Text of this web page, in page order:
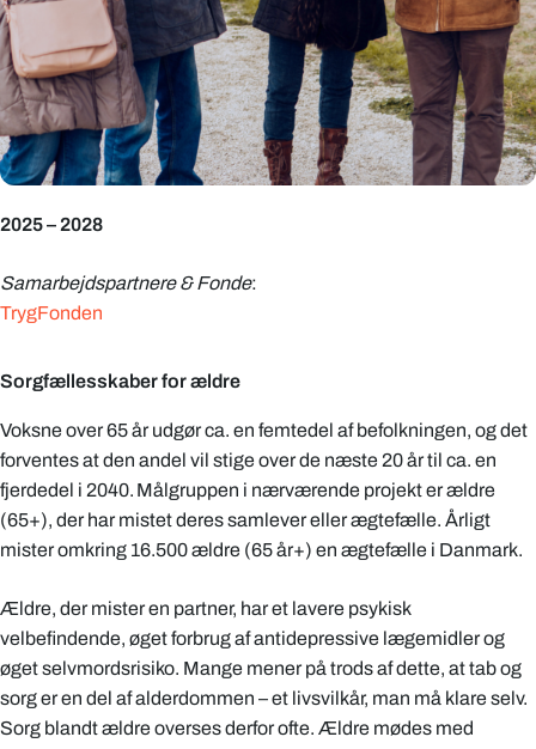
2025 – 2028
Samarbejdspartnere & Fonde:
TrygFonden
Sorgfællesskaber for ældre
Voksne over 65 år udgør ca. en femtedel af befolkningen, og det
forventes at den andel vil stige over de næste 20 år til ca. en
fjerdedel i 2040. Målgruppen i nærværende projekt er ældre
(65+), der har mistet deres samlever eller ægtefælle. Årligt
mister omkring 16.500 ældre (65 år+) en ægtefælle i Danmark.
Ældre, der mister en partner, har et lavere psykisk
velbefindende, øget forbrug af antidepressive lægemidler og
øget selvmordsrisiko. Mange mener på trods af dette, at tab og
sorg er en del af alderdommen – et livsvilkår, man må klare selv.
Sorg blandt ældre overses derfor ofte. Ældre mødes med